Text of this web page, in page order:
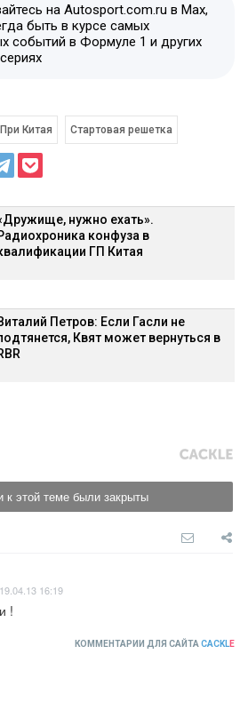
на Autosport.com.ru в Max,
быть в курсе самых
событий в Формуле 1 и других
Китая Стартовая решетка
нужно ехать».
конфуза в
ГП Китая
Петров: Если Гасли не
Квят может вернуться в
к этой теме были закрыты
16:19
!
КОММЕНТАРИИ ДЛЯ САЙТА CACKLE